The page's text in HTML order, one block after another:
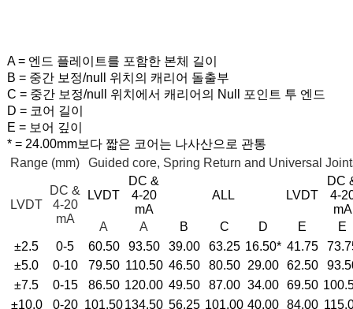
A = 엔드 플레이트를 포함한 본체 길이
B = 중간 보정/null 위치의 캐리어 돌출부
C = 중간 보정/null 위치에서 캐리어의 Null 포인트 투 엔드
D = 코어 길이
E = 보어 깊이
* = 24.00mm보다 짧은 코어는 나사산으로 관통
Range (mm)
Guided core, Spring Return and Universal
LVDT
DC &
4-20
mA
LVDT
DC &
4-20
mA
ALL LVDT
DC
4-
mA
A
A B C D E
E
±2.5
0-5 60.50 93.50 39.00 63.25 16.50* 41.75
±5.0
0-10 79.50 110.50 46.50 80.50 29.00 62.50
±7.5
0-15 86.50 120.00 49.50 87.00 34.00 69.50
±10.0
0-20 101.50134.50 56.25 101.00 40.00 84.00